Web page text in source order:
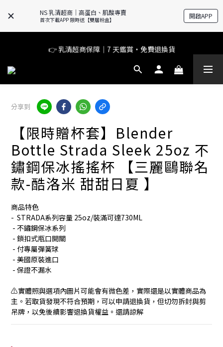
NS 乳清超商｜高蛋白、肌酸專賣
首次下載APP 限時送【雙層粉盒】 開啟APP
APP 新上線專屬好禮 下單就送價值 $250 官方粉盒
🔥滿$599【超商取貨免運】下單再送2%購物金+點數‼️
分享到
【限時贈杯套】Blender
Bottle Strada Sleek 25oz 不
鏽鋼保冰搖搖杯 【三麗鷗聯名
款-酷洛米 甜甜日夏 】
商品特色
-  STRADA系列容量 25oz/裝滿可達730ML
- 不鏽鋼保冰系列
- 鎖扣式瓶口開關
- 付專屬彈簧球
- 美國原裝進口
- 保證不漏水
⚠️實體照與選項內圖片可能會有微色差，實際還是以實體商品為
主。若取貨發現不符合預期，可以申請退換貨，但切勿拆封與剪
吊牌，以免後續影響退換貨權益。還請諒解